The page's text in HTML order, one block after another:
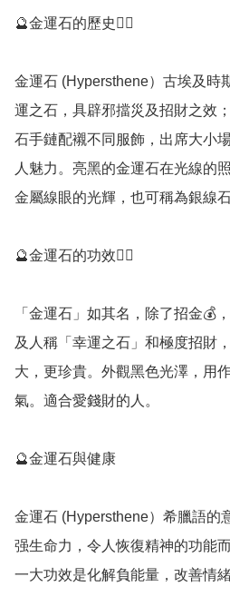
🔮金運石的歷史💁‍♀️
金運石 (Hypersthene）古埃及時
運之石，具辟邪擋災及招財之效
石手鏈配襯不同服飾，出席大小
人魅力。亮黑的金運石在光線的
金屬線眼的光輝，也可稱為銀線石
🔮金運石的功效💁‍♀️
「金運石」如其名，除了招金💰
及人稱「幸運之石」和極度招財
大，更珍貴。外觀黑色光澤，用
氣。適合愛錢財的人。
🔮金運石與健康
金運石 (Hypersthene）希臘語的
强生命力，令人恢復精神的功能
一大功效是化解負能量，改善情